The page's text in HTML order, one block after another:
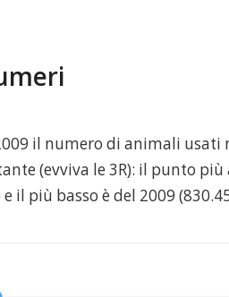
il numero di animali
(evviva le 3R): il punto
il più basso è del 2009